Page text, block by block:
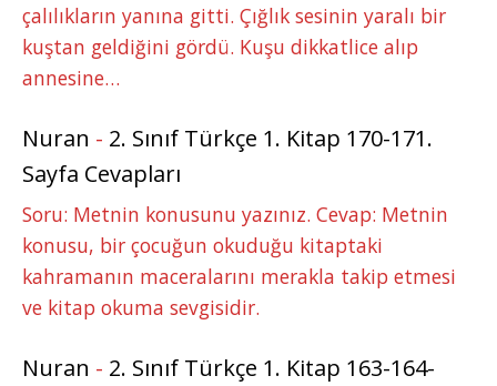
çalılıkların yanına gitti. Çığlık sesinin yaralı bir
kuştan geldiğini gördü. Kuşu dikkatlice alıp
annesine…
Nuran - 2. Sınıf Türkçe 1. Kitap 170-171.
Sayfa Cevapları
Soru: Metnin konusunu yazınız. Cevap: Metnin
konusu, bir çocuğun okuduğu kitaptaki
kahramanın maceralarını merakla takip etmesi
ve kitap okuma sevgisidir.
Nuran - 2. Sınıf Türkçe 1. Kitap 163-164-